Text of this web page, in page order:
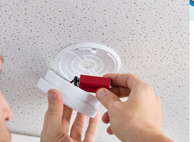
plassert riktig?
og har du plassert dem riktig?